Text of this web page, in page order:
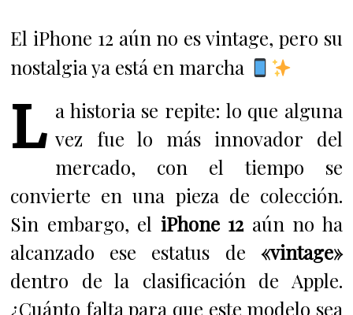
El iPhone 12 aún no es vintage, pero su
nostalgia ya está en marcha
L a historia se repite: lo que alguna
vez fue lo más innovador del
mercado, con el tiempo se
convierte en una pieza de colección.
Sin embargo, el iPhone 12 aún no ha
alcanzado ese estatus de «vintage»
dentro de la clasificación de Apple.
¿Cuánto falta para que este modelo sea